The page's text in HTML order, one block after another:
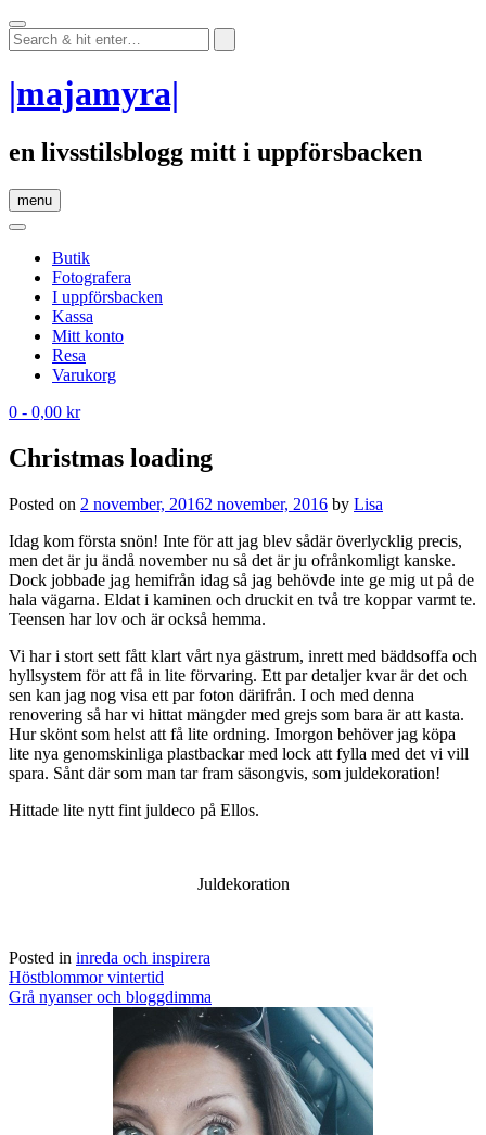
Skip
to
content
|majamyra|
en livsstilsblogg mitt i uppförsbacken
menu
Butik
Fotografera
I uppförsbacken
Kassa
Mitt konto
Resa
Varukorg
0 - 0,00 kr
Christmas loading
Posted on 2 november, 20162 november, 2016 by Lisa
Idag kom första snön! Inte för att jag blev sådär överlycklig precis,
men det är ju ändå november nu så det är ju ofrånkomligt kanske.
Dock jobbade jag hemifrån idag så jag behövde inte ge mig ut på de
hala vägarna. Eldat i kaminen och druckit en två tre koppar varmt te.
Teensen har lov och är också hemma.
Vi har i stort sett fått klart vårt nya gästrum, inrett med bäddsoffa och
hyllsystem för att få in lite förvaring. Ett par detaljer kvar är det och
sen kan jag nog visa ett par foton därifrån. I och med denna
renovering så har vi hittat mängder med grejs som bara är att kasta.
Hur skönt som helst att få lite ordning. Imorgon behöver jag köpa
lite nya genomskinliga plastbackar med lock att fylla med det vi vill
spara. Sånt där som man tar fram säsongvis, som juldekoration!
Hittade lite nytt fint juldeco på Ellos.
Juldekoration
Posted in inreda och inspirera
Post
navigation
Höstblommor vintertid
Grå nyanser och bloggdimma